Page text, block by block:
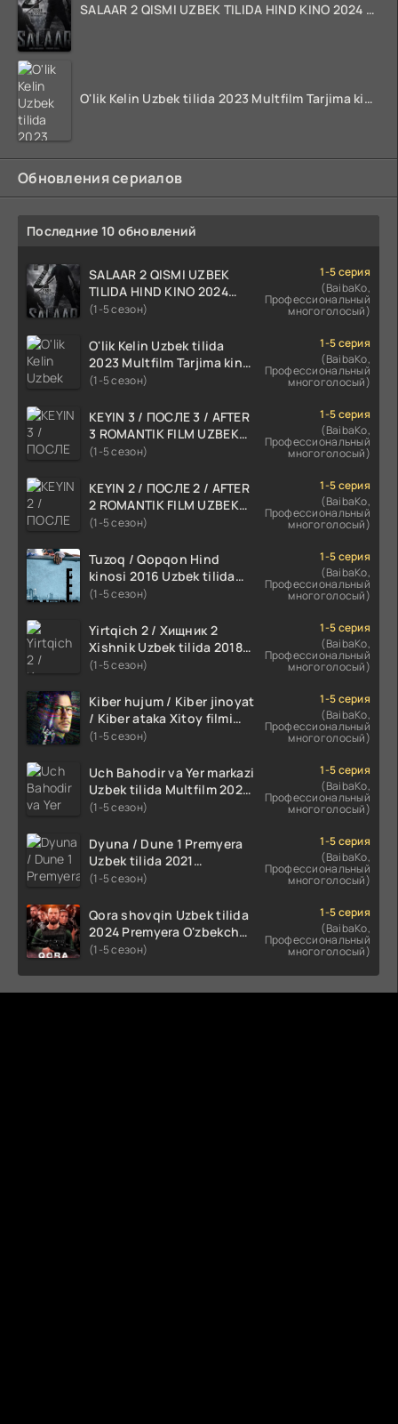
SALAAR 2 QISMI UZBEK TILIDA HIND KINO 2024 TARJIMA 720p HD Skachat
O'lik Kelin Uzbek tilida 2023 Multfilm Tarjima kino skachat
Обновления сериалов
Последние 10 обновлений
SALAAR 2 QISMI UZBEK
TILIDA HIND KINO 2024
TARJIMA 720p HD Skachat
(1-5 сезон)
1-5 серия
(BaibaKo,
Профессиональный
многоголосый)
O'lik Kelin Uzbek tilida
2023 Multfilm Tarjima kino
skachat
(1-5 сезон)
1-5 серия
(BaibaKo,
Профессиональный
многоголосый)
KEYIN 3 / ПОСЛЕ 3 / AFTER
3 ROMANTIK FILM UZBEK
TILIDA 2021 TARJIMA FILM
(1-5 сезон)
1-5 серия
(BaibaKo,
Профессиональный
многоголосый)
KEYIN 2 / ПОСЛЕ 2 / AFTER
2 ROMANTIK FILM UZBEK
TILIDA 2020 TARJIMA FILM
(1-5 сезон)
1-5 серия
(BaibaKo,
Профессиональный
многоголосый)
Tuzoq / Qopqon Hind
kinosi 2016 Uzbek tilida
tarjima film HD
(1-5 сезон)
1-5 серия
(BaibaKo,
Профессиональный
многоголосый)
Yirtqich 2 / Хищник 2
Xishnik Uzbek tilida 2018-
2024 O'zbekcha tarjima
(1-5 сезон)
1-5 серия
(BaibaKo,
Профессиональный
многоголосый)
Kiber hujum / Kiber jinoyat
/ Kiber ataka Xitoy filmi
Uzbek tilida O'zbekcha
HD skachat
(1-5 сезон)
1-5 серия
(BaibaKo,
Профессиональный
многоголосый)
Uch Bahodir va Yer markazi
Uzbek tilida Multfilm 2025
tarjima HD skachat
(1-5 сезон)
1-5 серия
(BaibaKo,
Профессиональный
многоголосый)
Dyuna / Dune 1 Premyera
Uzbek tilida 2021
O'zbekcha tarjima kino HD
(1-5 сезон)
1-5 серия
(BaibaKo,
Профессиональный
многоголосый)
Qora shovqin Uzbek tilida
2024 Premyera O'zbekcha
tarjima kino HD skachat
(1-5 сезон)
1-5 серия
(BaibaKo,
Профессиональный
многоголосый)